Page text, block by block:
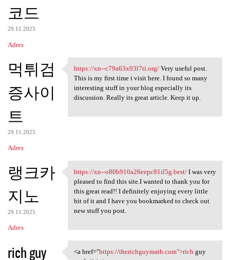
코드
29.11.2025
Adres
먹튀검
증사이
트
29.11.2025
Adres
https://xn--c79a63x03l7ti.org
https://xn--c79a63x03l7ti.org/Very useful post.
This is my first time i visit here. I found so many
interesting stuff in your blog especially its
discussion. Really its great article. Keep it up.
랭크카
지노
29.11.2025
Adres
https://xn-
https://xn--o80b910a26eepc81il5g.best/I was very
pleased to find this site.I wanted to thank you for
this great read!! I definitely enjoying every little
bit of it and I have you bookmarked to check out
new stuff you post.
rich guy
<a href="https://therichguymath.com">rich guy